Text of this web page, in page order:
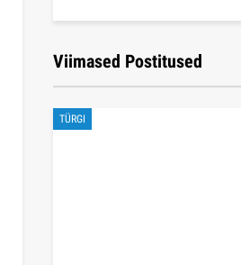
Viimased Postitused
TÜRGI